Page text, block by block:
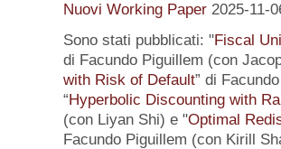
Nuovi Working Paper 2025-11-
Sono stati pubblicati: "Fiscal
di Facundo Piguillem (con
with Risk of Default” di
“Hyperbolic Discounting with
(con Liyan Shi) e "Optimal
Facundo Piguillem (con Kirill